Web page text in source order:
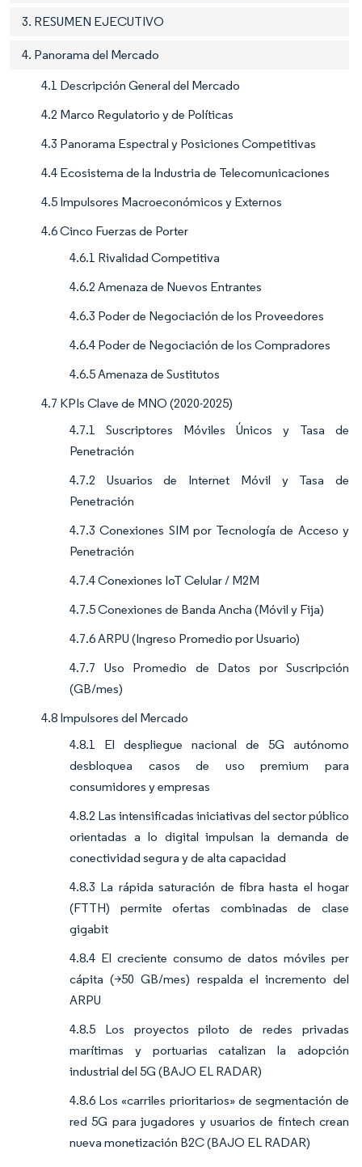
3. RESUMEN EJECUTIVO
4. Panorama del Mercado
4.1 Descripción General del Mercado
4.2 Marco Regulatorio y de Políticas
4.3 Panorama Espectral y Posiciones Competitivas
4.4 Ecosistema de la Industria de Telecomunicaciones
4.5 Impulsores Macroeconómicos y Externos
4.6 Cinco Fuerzas de Porter
4.6.1 Rivalidad Competitiva
4.6.2 Amenaza de Nuevos Entrantes
4.6.3 Poder de Negociación de los Proveedores
4.6.4 Poder de Negociación de los Compradores
4.6.5 Amenaza de Sustitutos
4.7 KPIs Clave de MNO (2020-2025)
4.7.1 Suscriptores Móviles Únicos y Tasa de
Penetración
4.7.2 Usuarios de Internet Móvil y Tasa de
Penetración
4.7.3 Conexiones SIM por Tecnología de Acceso y
Penetración
4.7.4 Conexiones IoT Celular / M2M
4.7.5 Conexiones de Banda Ancha (Móvil y Fija)
4.7.6 ARPU (Ingreso Promedio por Usuario)
4.7.7 Uso Promedio de Datos por Suscripción
(GB/mes)
4.8 Impulsores del Mercado
4.8.1 El despliegue nacional de 5G autónomo
desbloquea casos de uso premium para
consumidores y empresas
4.8.2 Las intensificadas iniciativas del sector público
orientadas a lo digital impulsan la demanda de
conectividad segura y de alta capacidad
4.8.3 La rápida saturación de fibra hasta el hogar
(FTTH) permite ofertas combinadas de clase
gigabit
4.8.4 El creciente consumo de datos móviles per
cápita (>50 GB/mes) respalda el incremento del
ARPU
4.8.5 Los proyectos piloto de redes privadas
marítimas y portuarias catalizan la adopción
industrial del 5G (BAJO EL RADAR)
4.8.6 Los «carriles prioritarios» de segmentación de
red 5G para jugadores y usuarios de fintech crean
nueva monetización B2C (BAJO EL RADAR)